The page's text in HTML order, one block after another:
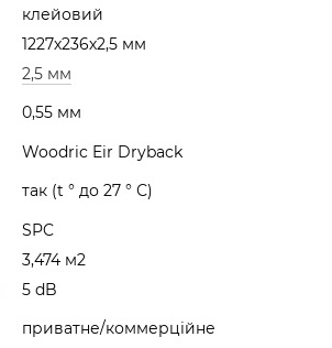
клейовий
1227х236х2,5 мм
2,5 мм
0,55 мм
Woodric Eir Dryback
так (t ° до 27 ° С)
SPC
3,474 м2
5 dB
приватне/коммерційне